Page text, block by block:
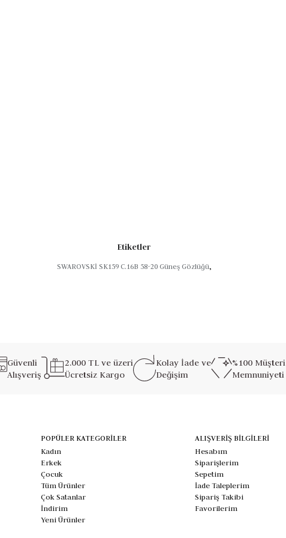
Etiketler
SWAROVSKİ SK159 C.16B 58-20 Güneş Gözlüğü,
Güvenli
Alışveriş
2.000 TL ve üzeri
Ücretsiz Kargo
Kolay İade ve
Değişim
%100 Müşteri
Memnuniyeti
POPÜLER KATEGORİLER
Kadın
Erkek
Çocuk
Tüm Ürünler
Çok Satanlar
İndirim
Yeni Ürünler
ALIŞVERİŞ BİLGİLERİ
Hesabım
Siparişlerim
Sepetim
İade Taleplerim
Sipariş Takibi
Favorilerim